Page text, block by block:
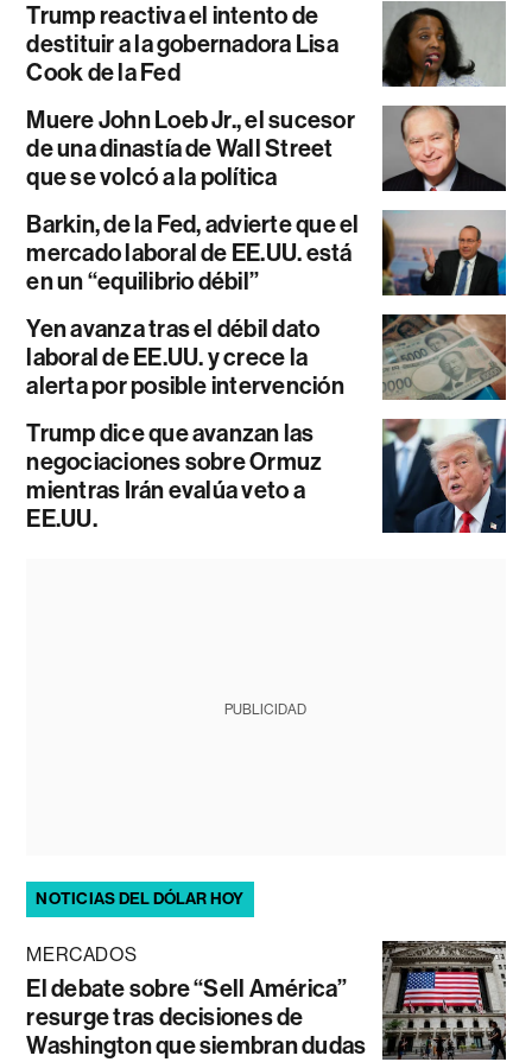
Trump reactiva el intento de
destituir a la gobernadora Lisa
Cook de la Fed
Muere John Loeb Jr., el sucesor
de una dinastía de Wall Street
que se volcó a la política
Barkin, de la Fed, advierte que el
mercado laboral de EE.UU. está
en un “equilibrio débil”
Yen avanza tras el débil dato
laboral de EE.UU. y crece la
alerta por posible intervención
Trump dice que avanzan las
negociaciones sobre Ormuz
mientras Irán evalúa veto a
EE.UU.
PUBLICIDAD
NOTICIAS DEL DÓLAR HOY
MERCADOS
El debate sobre “Sell América”
resurge tras decisiones de
Washington que siembran dudas